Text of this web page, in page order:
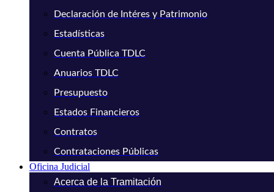
Declaración de Intéres y Patrimonio
Estadísticas
Cuenta Pública TDLC
Anuarios TDLC
Presupuesto
Estados Financieros
Contratos
Contrataciones Públicas
Oficina Judicial
Acerca de la Tramitación